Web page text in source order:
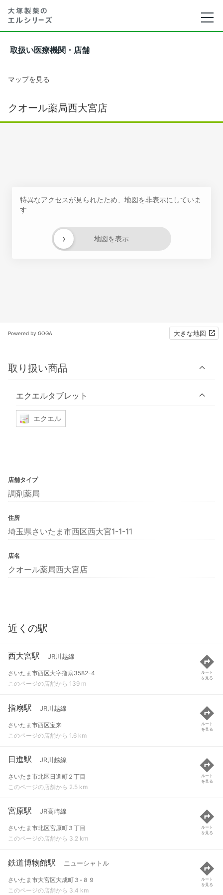
取扱い医療機関・店舗
マップを見る
クオール薬局西大宮店
特異なアクセスが見られたため、地図を非表示にしていま
す
地図を表示
›
Powered by GOGA 大きな地図
取り扱い商品
エクエルタブレット
エクエル
店舗タイプ
調剤薬局
住所
埼玉県さいたま市西区西大宮1-1-11
店名
クオール薬局西大宮店
近くの駅
西大宮駅 JR川越線
さいたま市西区大字指扇3582-4
このページの店舗から 139 m
ルート
を見る
指扇駅 JR川越線
さいたま市西区宝来
このページの店舗から 1.6 km
ルート
を見る
日進駅 JR川越線
さいたま市北区日進町２丁目
このページの店舗から 2.5 km
ルート
を見る
宮原駅 JR高崎線
さいたま市北区宮原町３丁目
このページの店舗から 3.2 km
ルート
を見る
鉄道博物館駅 ニューシャトル
さいたま市大宮区大成町３-８９
このページの店舗から 3.4 km
ルート
を見る